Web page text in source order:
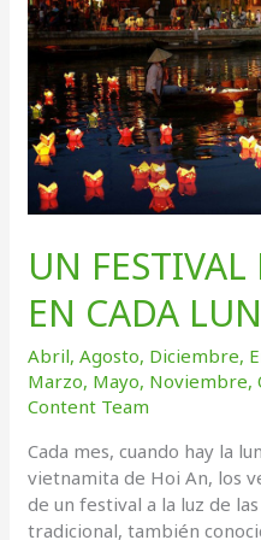
UN
EN CADA
Abril,Agosto, Diciembre,
Marzo, Mayo, Noviembre,
Content Team
Cada mes, cuando hay la
vietnamita de Hoi An, los
de un festival a la luz de
tradicional, también